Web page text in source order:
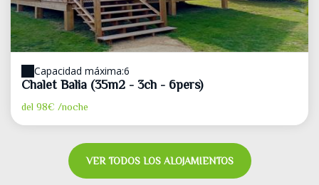
Capacidad máxima:6
Chalet Balia (35m2 - 3ch - 6pers)
del 98€ /noche
VER TODOS LOS ALOJAMIENTOS